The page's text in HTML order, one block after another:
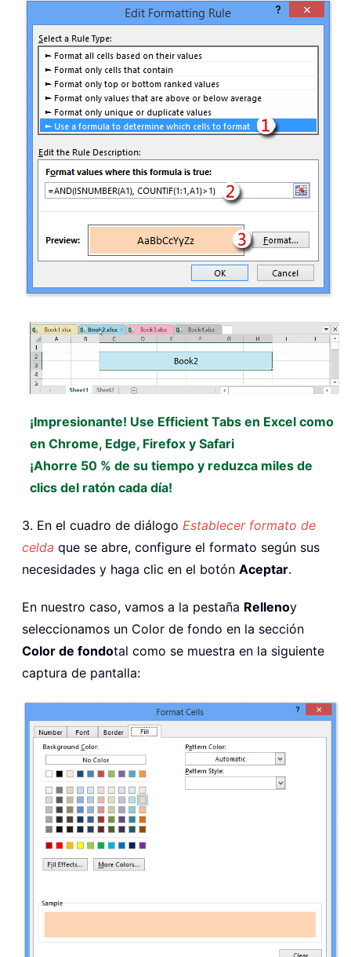
¡Impresionante! Use Efficient Tabs en Excel como
en Chrome, Edge, Firefox y Safari
¡Ahorre 50 % de su tiempo y reduzca miles de
clics del ratón cada día!
3. En el cuadro de diálogo Establecer formato de
celda que se abre, configure el formato según sus
necesidades y haga clic en el botón Aceptar.
En nuestro caso, vamos a la pestaña Rellenoy
seleccionamos un Color de fondo en la sección
Color de fondotal como se muestra en la siguiente
captura de pantalla: